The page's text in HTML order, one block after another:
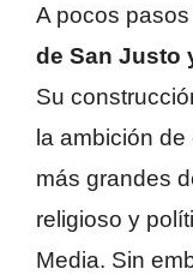
A pocos
de San Justo
Su
la ambición
más grandes
religioso y
Media. Sin